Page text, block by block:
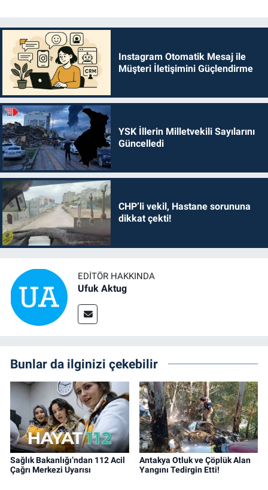
Instagram Otomatik Mesaj ile
Müşteri İletişimini Güçlendirme
YSK İllerin Milletvekili Sayılarını
Güncelledi
CHP’li vekil, Hastane sorununa
dikkat çekti!
EDITÖR HAKKINDA
Ufuk Aktug
Bunlar da ilginizi çekebilir
Sağlık Bakanlığı’ndan 112 Acil
Çağrı Merkezi Uyarısı
Antakya Otluk ve Çöplük Alan
Yangını Tedirgin Etti!